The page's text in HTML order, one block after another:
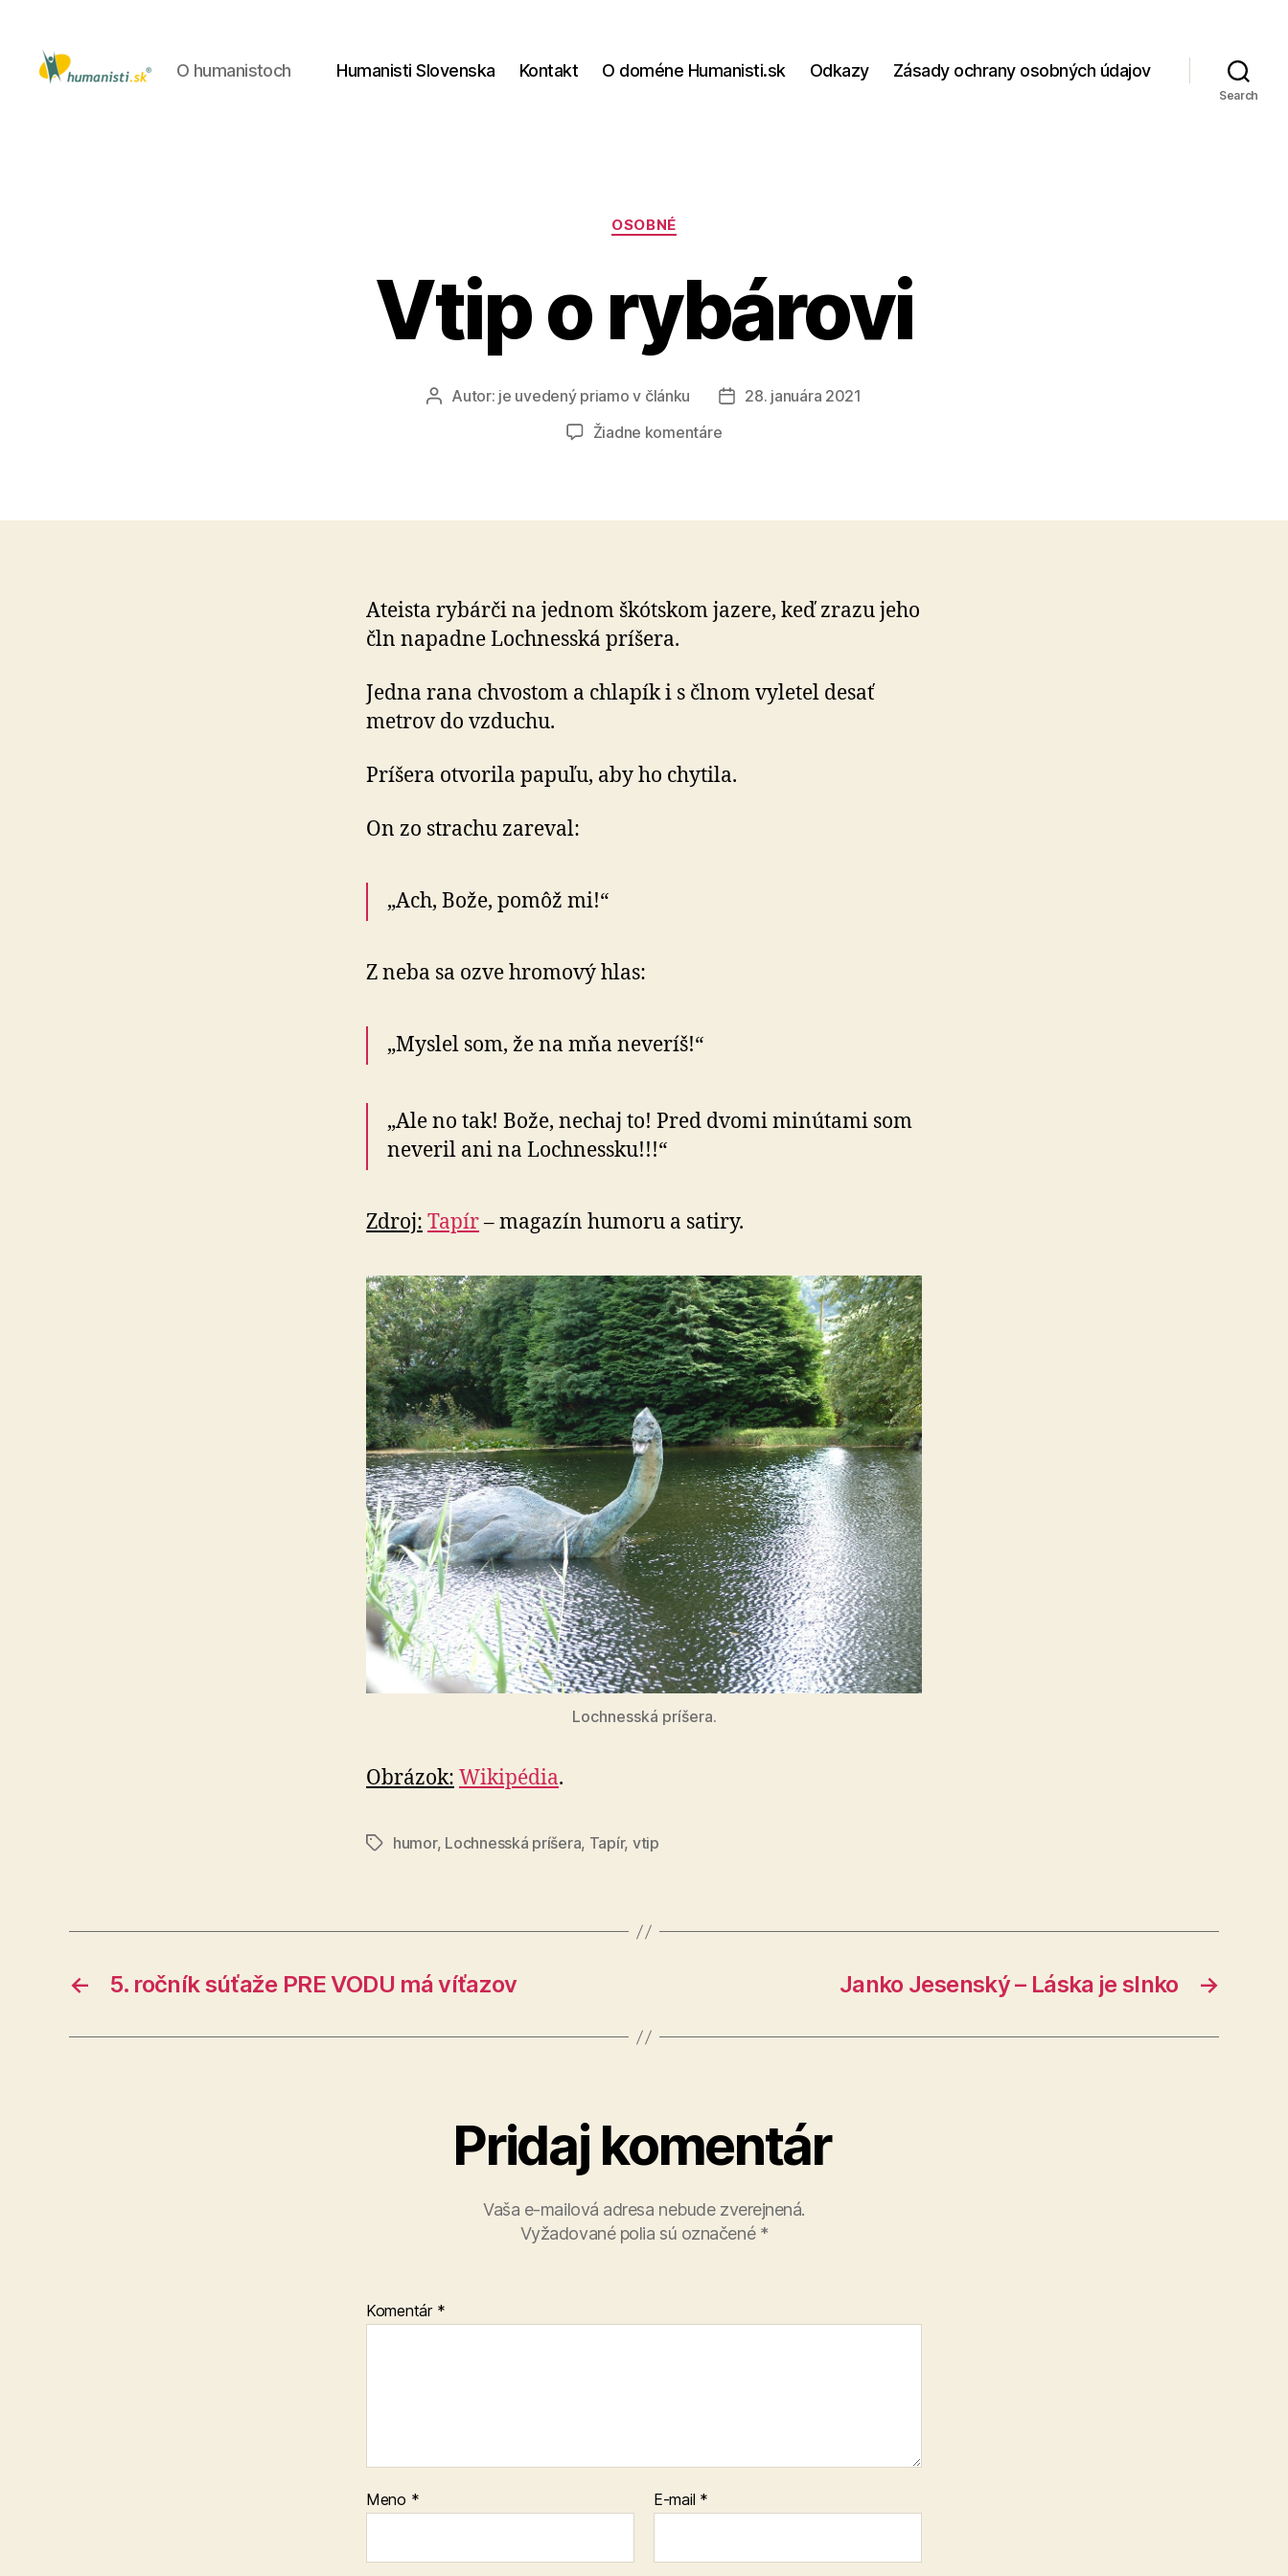
O humanistoch Humanisti Slovenska Kontakt O doméne Humanisti.sk Odkazy Zásady ochrany osobných údajov
Search
Kategórie
OSOBNÉ
Vtip o rybárovi
AutorAutor: je uvedený priamo v článku
Dátum
28. januára 2021
Žiadne komentárena
Ateista rybárči na jednom škótskom jazere, keď zrazu jeho
čln napadne Lochnesská príšera.
Jedna rana chvostom a chlapík i s člnom vyletel desať
metrov do vzduchu.
Príšera otvorila papuľu, aby ho chytila.
On zo strachu zareval:
„Ach, Bože, pomôž mi!“
Z neba sa ozve hromový hlas:
„Myslel som, že na mňa neveríš!“
„Ale no tak! Bože, nechaj to! Pred dvomi minútami som
neveril ani na Lochnessku!!!“
Zdroj: Tapír– magazín humoru a satiry.
Lochnesská príšera.
Obrázok: Wikipédia.
Značkyhumor, Lochnesská príšera, Tapír, vtip
← 5. ročník súťaže PRE VODU má víťazov →
Janko Jesenský – Láska je slnko
Pridaj komentár
Vaša e-mailová adresa nebude zverejnená.
Vyžadované polia sú označené *
Komentár *
Meno * E-mail *